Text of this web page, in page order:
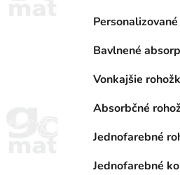
Bavlnené
Vonkajšie
Absorbčné
Jednofarebné
Jednofarebné